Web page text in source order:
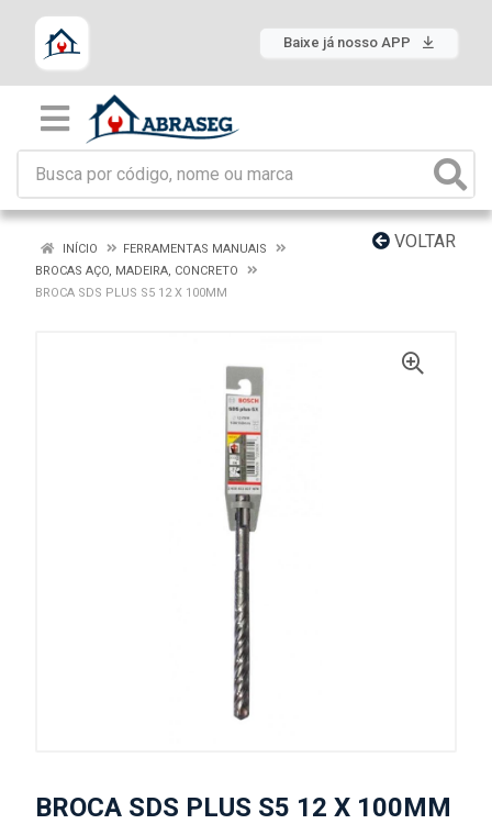
Baixe já nosso APP
VOLTAR
INÍCIO
FERRAMENTAS MANUAIS
BROCAS AÇO, MADEIRA, CONCRETO
BROCA SDS PLUS S5 12 X 100MM
BROCA SDS PLUS S5 12 X 100MM